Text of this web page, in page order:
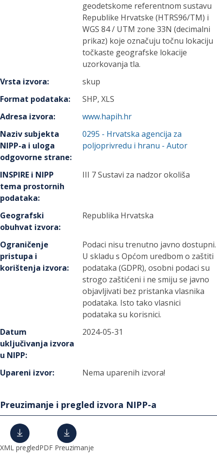
geodetskome referentnom sustavu
Republike Hrvatske (HTRS96/TM) i
WGS 84 / UTM zone 33N (decimalni
prikaz) koje označuju točnu lokaciju
točkaste geografske lokacije
uzorkovanja tla.
Vrsta izvora:
skup
Format podataka:
SHP, XLS
Adresa izvora:
www.hapih.hr
Naziv subjekta
NIPP-a i uloga
odgovorne strane:
0295 - Hrvatska agencija za
poljoprivredu i hranu - Autor
INSPIRE i NIPP
tema prostornih
podataka:
III 7 Sustavi za nadzor okoliša
Geografski
obuhvat izvora:
Republika Hrvatska
Ograničenje
pristupa i
korištenja izvora:
Podaci nisu trenutno javno dostupni.
U skladu s Općom uredbom o zaštiti
podataka (GDPR), osobni podaci su
strogo zaštićeni i ne smiju se javno
objavljivati bez pristanka vlasnika
podataka. Isto tako vlasnici
podataka su korisnici.
Datum
uključivanja izvora
u NIPP:
2024-05-31
Upareni izvor: Nema uparenih izvora!
Preuzimanje i pregled izvora NIPP-a
XML pregledPDF Preuzimanje